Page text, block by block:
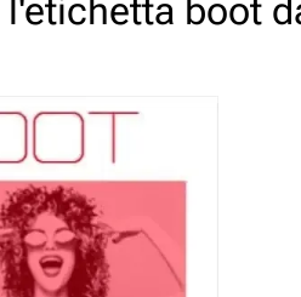
boot